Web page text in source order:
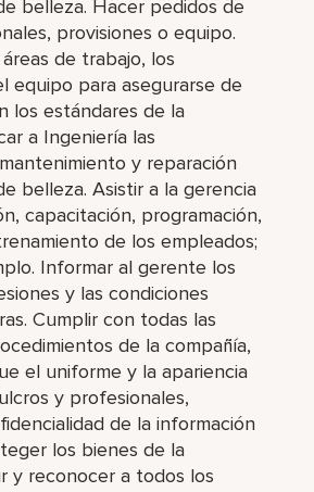
belleza. Hacer pedidos de
provisiones o equipo.
de trabajo, los
equipo para asegurarse de
los estándares de la
a Ingeniería las
y reparación
belleza. Asistir a la gerencia
capacitación, programación,
de los empleados;
Informar al gerente los
y las condiciones
Cumplir con todas las
de la compañía,
el uniforme y la apariencia
y profesionales,
de la información
los bienes de la
y reconocer a todos los